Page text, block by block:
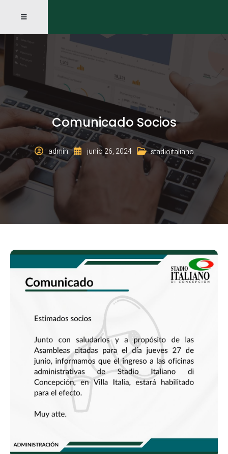
Comunicado Socios
admin junio 26, 2024 stadioitaliano